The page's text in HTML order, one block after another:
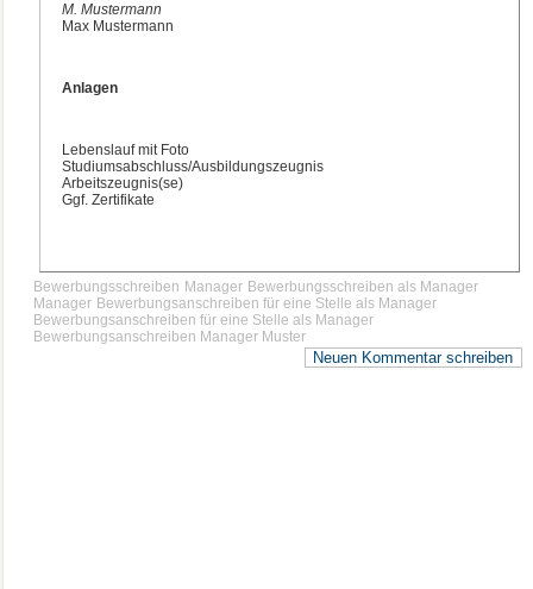
M. Mustermann
Max Mustermann
Anlagen
Lebenslauf mit Foto
Studiumsabschluss/Ausbildungszeugnis
Arbeitszeugnis(se)
Ggf. Zertifikate
Bewerbungsschreiben Manager Bewerbungsschreiben als Manager
Manager Bewerbungsanschreiben für eine Stelle als Manager
Bewerbungsanschreiben für eine Stelle als Manager
Bewerbungsanschreiben Manager Muster
Neuen Kommentar schreiben